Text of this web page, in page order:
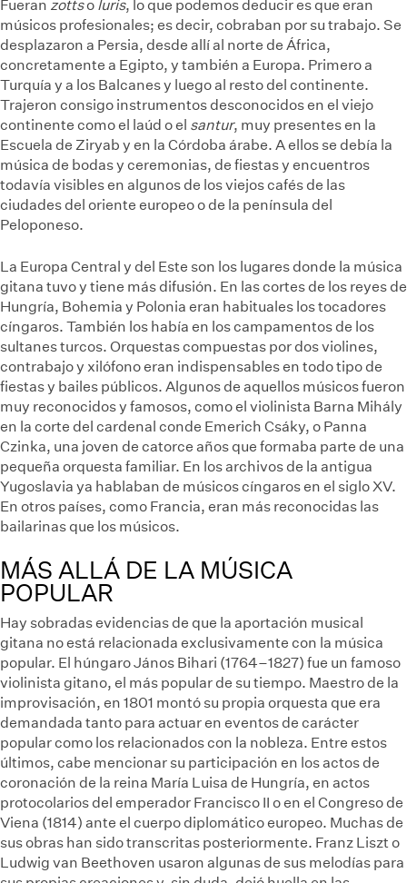
Fueran zottso luris, lo que podemos deducir es que eran
músicos profesionales; es decir, cobraban por su trabajo. Se
desplazaron a Persia, desde allí al norte de África,
concretamente a Egipto, y también a Europa. Primero a
Turquía y a los Balcanes y luego al resto del continente.
Trajeron consigo instrumentos desconocidos en el viejo
continente como el laúd o el santur, muy presentes en la
Escuela de Ziryab y en la Córdoba árabe. A ellos se debía la
música de bodas y ceremonias, de fiestas y encuentros
todavía visibles en algunos de los viejos cafés de las
ciudades del oriente europeo o de la península del
Peloponeso.
La Europa Central y del Este son los lugares donde la música
gitana tuvo y tiene más difusión. En las cortes de los reyes de
Hungría, Bohemia y Polonia eran habituales los tocadores
cíngaros. También los había en los campamentos de los
sultanes turcos. Orquestas compuestas por dos violines,
contrabajo y xilófono eran indispensables en todo tipo de
fiestas y bailes públicos. Algunos de aquellos músicos fueron
muy reconocidos y famosos, como el violinista Barna Mihály
en la corte del cardenal conde Emerich Csáky, o Panna
Czinka, una joven de catorce años que formaba parte de una
pequeña orquesta familiar. En los archivos de la antigua
Yugoslavia ya hablaban de músicos cíngaros en el siglo XV.
En otros países, como Francia, eran más reconocidas las
bailarinas que los músicos.
MÁS ALLÁ DE LA MÚSICA
POPULAR
Hay sobradas evidencias de que la aportación musical
gitana no está relacionada exclusivamente con la música
popular. El húngaro János Bihari (1764–1827) fue un famoso
violinista gitano, el más popular de su tiempo. Maestro de la
improvisación, en 1801 montó su propia orquesta que era
demandada tanto para actuar en eventos de carácter
popular como los relacionados con la nobleza. Entre estos
últimos, cabe mencionar su participación en los actos de
coronación de la reina María Luisa de Hungría, en actos
protocolarios del emperador Francisco II o en el Congreso de
Viena (1814) ante el cuerpo diplomático europeo. Muchas de
sus obras han sido transcritas posteriormente. Franz Liszt o
Ludwig van Beethoven usaron algunas de sus melodías para